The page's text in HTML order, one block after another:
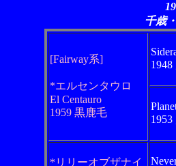
千歳
[Fairway系]
*エルセンタウロ
El Centauro
1959 黒鹿毛
*リリーオブザナイ